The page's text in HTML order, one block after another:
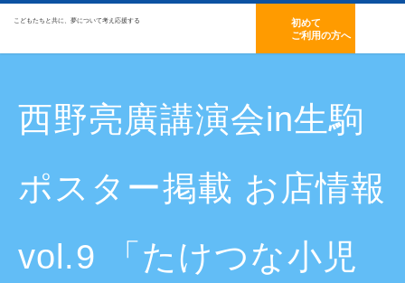
こどもたちと共に、夢について考え応援する
初めて
ご利用の方へ
西野亮廣講演会in生駒
ポスター掲載 お店情報
vol.9 「たけつな小児